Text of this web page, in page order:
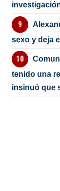
sexo y deja
tenido una
insinuó que